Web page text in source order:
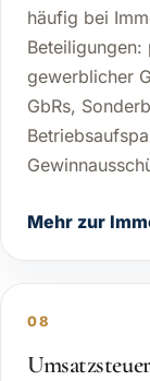
häufig bei
Beteiligungen:
gewerblicher
GbRs,
Mehr zur
08